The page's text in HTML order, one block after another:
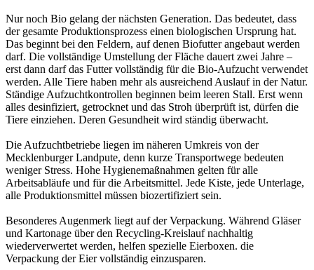
Nur noch Bio gelang der nächsten Generation. Das bedeutet, dass
der gesamte Produktionsprozess einen biologischen Ursprung hat.
Das beginnt bei den Feldern, auf denen Biofutter angebaut werden
darf. Die vollständige Umstellung der Fläche dauert zwei Jahre –
erst dann darf das Futter vollständig für die Bio-Aufzucht verwendet
werden. Alle Tiere haben mehr als ausreichend Auslauf in der Natur.
Ständige Aufzuchtkontrollen beginnen beim leeren Stall. Erst wenn
alles desinfiziert, getrocknet und das Stroh überprüft ist, dürfen die
Tiere einziehen. Deren Gesundheit wird ständig überwacht.
Die Aufzuchtbetriebe liegen im näheren Umkreis von der
Mecklenburger Landpute, denn kurze Transportwege bedeuten
weniger Stress. Hohe Hygienemaßnahmen gelten für alle
Arbeitsabläufe und für die Arbeitsmittel. Jede Kiste, jede Unterlage,
alle Produktionsmittel müssen biozertifiziert sein.
Besonderes Augenmerk liegt auf der Verpackung. Während Gläser
und Kartonage über den Recycling-Kreislauf nachhaltig
wiederverwertet werden, helfen spezielle Eierboxen. die
Verpackung der Eier vollständig einzusparen.